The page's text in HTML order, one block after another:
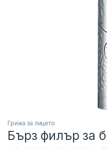
Грижа за лицето
Бърз филър за